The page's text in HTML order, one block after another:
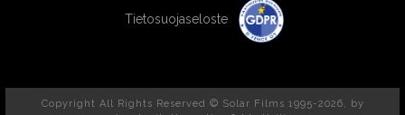
Tietosuojaseloste
Copyright All Rights Reserved © Solar Films 1995-2026, by